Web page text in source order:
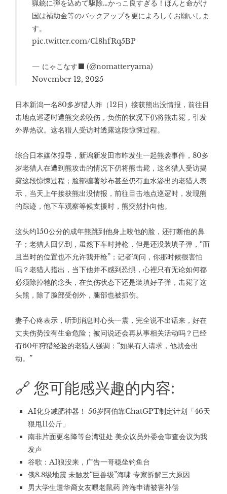
猟銃に弾を込めて駆除…かっこ良すぎる！ほんと命がけ
国は補助金等のバックアップを更によろしくお願いしま
す。
pic.twitter.com/Cl8hfRq5BP
— にゃこなす‍⬛ (@nomatteryama)
November 12, 2025
日本新潟一名80多岁猎人昨（12日）接获熊出没情报，前往目
击地点巡逻时遭熊突袭咬伤，负伤的状况下仍将熊击毙，引发
外界热议。这名猎人受访时透露这段惊悚过程。
综合日本媒体报导，新潟新发田市昨发生一起熊袭事件，80多
岁老猎人在遭到熊攻击的情况下仍将熊击毙，这名猎人受访揭
露这段惊悚过程；脸部缠著纱布甚至仍有血水渗出的老猎人表
示，当天上午接获熊出没情报，前往目击地点巡逻时，发现熊
的踪迹，他下车观察等候支援时，熊突然扑向他。
这头约150公分的成年熊跳到他身上咬他的脸，还打断他的鼻
子；老猎人回忆到，虽然下车时持枪，但是还没装填子弹，“而
且当时的位置也不允许我开枪”；记者询问，你那时候很害怕
吗？老猎人指出，当下他并不感到恐惧，心裡只有无论如何都
必须除掉牠的念头，在负伤状态下还是装填好子弹，击毙了这
头熊，除了脸部受创外，腿部也被抓伤。
妻子心疼表示，听到消息时心头一震，完全说不出话来，好在
丈夫伤势没有生命危险；被问说还会再从事相关活动吗？已经
有60年狩猎经验的老猎人强调：“如果有人请求，他就会出
动。”
🔗 您可能感兴趣的内容:
AI化身减肥神器！ 56岁阿伯靠ChatGPT制定计划「46天
狠甩11公斤」
南非片面更名降等台湾驻处 美众议员外委会审查会议为我
发声
谷歌：AI狼没来，广告一哥稳坐钓鱼台
俄8.8级地震 未触发“巨兽级”海啸 专家拆解三大原因
男大学生遭华裔女友喂老鼠药 跨海申请被害补偿